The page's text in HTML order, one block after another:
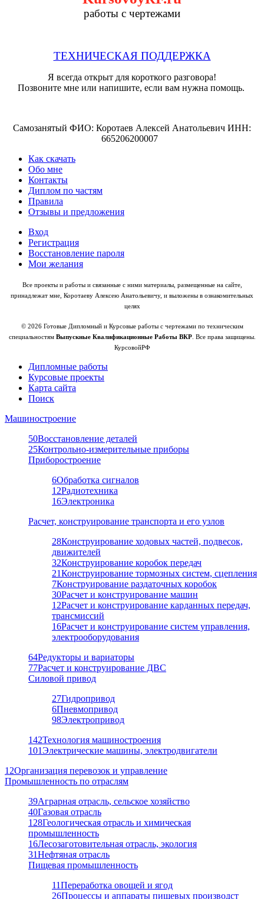
работы с чертежами
ТЕХНИЧЕСКАЯ ПОДДЕРЖКА
Я всегда открыт для короткого разговора!
Позвоните мне или напишите, если вам нужна помощь.
Самозанятый ФИО: Коротаев Алексей Анатольевич ИНН:
665206200007
Как скачать
Обо мне
Контакты
Диплом по частям
Правила
Отзывы и предложения
Вход
Регистрация
Восстановление пароля
Мои желания
Все проекты и работы и связанные с ними материалы, размещенные на сайте,
принадлежат мне, Коротаеву Алексею Анатольевичу, и выложены в ознакомительных
целях
© 2026 Готовые Дипломный и Курсовые работы с чертежами по техническим
специальностям Выпускные Квалификационные Работы ВКР. Все права защищены.
КурсовойРФ
Дипломные работы
Курсовые проекты
Карта сайта
Поиск
Машиностроение
50Восстановление деталей
25Контрольно-измерительные приборы
Приборостроение
6Обработка сигналов
12Радиотехника
16Электроника
Расчет, конструирование транспорта и его узлов
28Конструирование ходовых частей, подвесок,
движителей
32Конструирование коробок передач
21Конструирование тормозных систем, сцепления
7Конструирование раздаточных коробок
30Расчет и конструирование машин
12Расчет и конструирование карданных передач,
трансмиссий
16Расчет и конструирование систем управления,
электрооборудования
64Редукторы и вариаторы
77Расчет и конструирование ДВС
Силовой привод
27Гидропривод
6Пневмопривод
98Электропривод
142Технология машиностроения
101Электрические машины, электродвигатели
12Организация перевозок и управление
Промышленность по отраслям
39Аграрная отрасль, сельское хозяйство
40Газовая отрасль
128Геологическая отрасль и химическая
промышленность
16Лесозаготовительная отрасль, экология
31Нефтяная отрасль
Пищевая промышленность
11Переработка овощей и ягод
26Процессы и аппараты пищевых производст